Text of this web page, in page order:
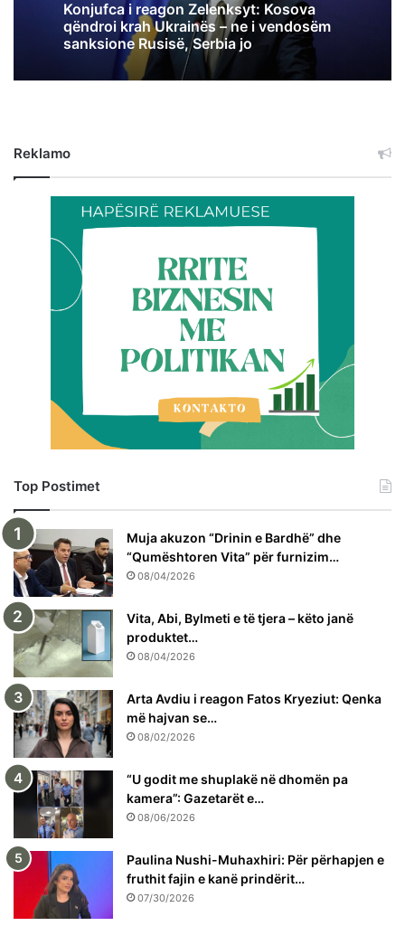
Konjufca i reagon Zelenksyt: Kosova
qëndroi krah Ukrainës – ne i vendosëm
sanksione Rusisë, Serbia jo
Reklamo
Top Postimet
Muja akuzon “Drinin e Bardhë” dhe
“Qumështoren Vita” për furnizim…
08/04/2026
Vita, Abi, Bylmeti e të tjera – këto janë
produktet…
08/04/2026
Arta Avdiu i reagon Fatos Kryeziut: Qenka
më hajvan se…
08/02/2026
“U godit me shuplakë në dhomën pa
kamera”: Gazetarët e…
08/06/2026
Paulina Nushi-Muhaxhiri: Për përhapjen e
fruthit fajin e kanë prindërit…
07/30/2026